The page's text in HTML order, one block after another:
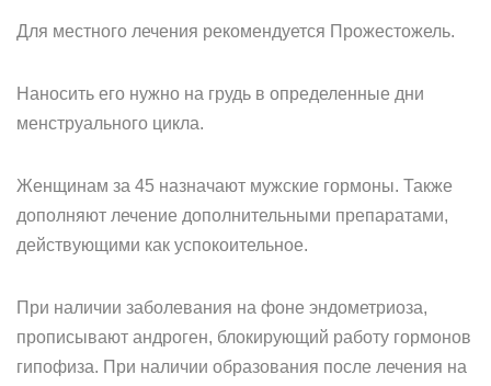
Для местного лечения рекомендуется Прожестожель.
Наносить его нужно на грудь в определенные дни
менструального цикла.
Женщинам за 45 назначают мужские гормоны. Также
дополняют лечение дополнительными препаратами,
действующими как успокоительное.
При наличии заболевания на фоне эндометриоза,
прописывают андроген, блокирующий работу гормонов
гипофиза. При наличии образования после лечения на